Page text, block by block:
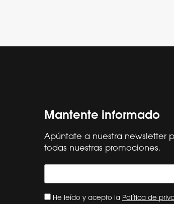
Mantente informado
Apúntate a nuestra newsletter
todas nuestras promociones.
He leído y acepto la Política de